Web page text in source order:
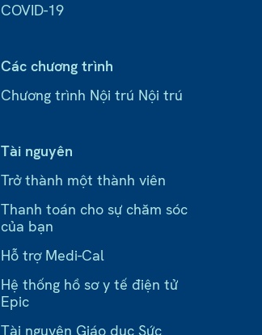
COVID-19
Các chương trình
Chương trình Nội trú Nội trú
Tài nguyên
Trở thành một thành viên
Thanh toán cho sự chăm sóc
của bạn
Hỗ trợ Medi-Cal
Hệ thống hồ sơ y tế điện tử
Epic
Tài nguyên Giáo dục Sức